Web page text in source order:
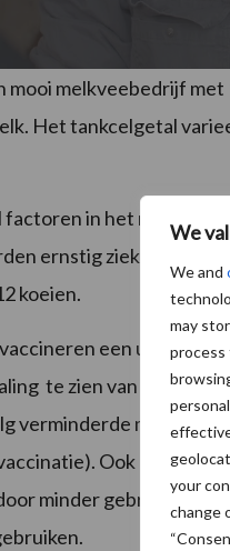
We
We and
may
process
your
change
mooi melkveebedrijf
Het tankcelgetal
in het
ernstig ziek en
koeien.
een uitkomst
te zien van de ernst
met circa
Ook de
minder gebruik van